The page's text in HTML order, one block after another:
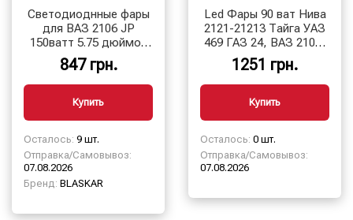
Cветодиоднные фары
для ВАЗ 2106 JP
150ватт 5.75 дюймов
круглая ЧЕРЕП для
Ваз 2106, BLASKAR
847 грн.
Купить
Осталось: 9 шт.
Отправка/Самовывоз:
07.08.2026
Бренд: BLASKAR
Led Фары 90 ват Нива
2121-21213 Тайга УАЗ
469 ГАЗ 24, ВАЗ 2101,
Хаммер, FJ Cruiser,
w463 (луна)
1251 грн.
Купить
Осталось: 0 шт.
Отправка/Самовывоз:
07.08.2026